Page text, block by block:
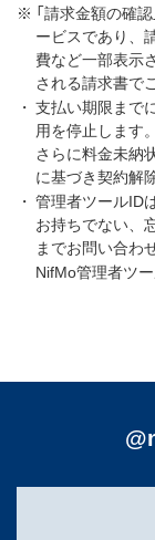
※ 「請求金額の確
ービスであり、
費など一部表示
される請求書で
・ 支払い期限まで
用を停止します。
さらに料金未納
に基づき契約解
・ 管理者ツールID
お持ちでない、
までお問い合わ
NifMo管理者ツ